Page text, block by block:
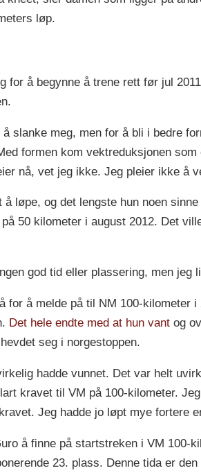
løp.
for å begynne å trene rett før jul
slanke meg, men for å bli i bedre
formen kom vektreduksjonen
nå, vet jeg ikke. Jeg pleier ikke å
å løpe, og det lengste hun noen
50 kilometer i august 2012. Det
god tid eller plassering, men jeg
for å melde på til NM 100-
Det hele endte med at hun vant og
seg i norgestoppen.
hadde vunnet. Det var helt
kravet til VM på 100-kilometer.
Jeg hadde jo løpt mye fortere
å finne på startstreken i VM
23. plass. Denne tida er